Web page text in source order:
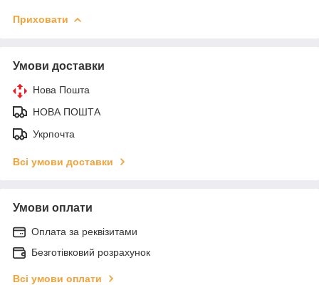
Приховати
Умови доставки
Нова Пошта
НОВА ПОШТА
Укрпочта
Всі умови доставки
Умови оплати
Оплата за реквізитами
Безготівковий розрахунок
Всі умови оплати